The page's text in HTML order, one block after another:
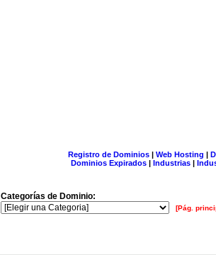
Registro de Dominios| Web Hosting |
Dominios Expirados | Industrias |
Categorías de Dominio:
[Pág.